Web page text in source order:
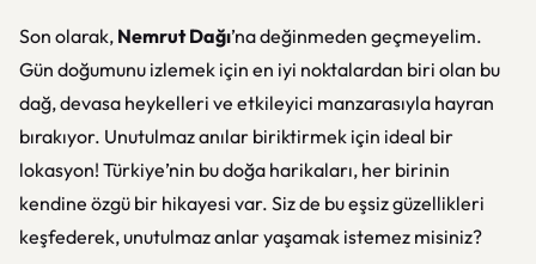
Son olarak, Nemrut Dağı’na değinmeden geçmeyelim.
Gün doğumunu izlemek için en iyi noktalardan biri olan bu
dağ, devasa heykelleri ve etkileyici manzarasıyla hayran
bırakıyor. Unutulmaz anılar biriktirmek için ideal bir
lokasyon! Türkiye’nin bu doğa harikaları, her birinin
kendine özgü bir hikayesi var. Siz de bu eşsiz güzellikleri
keşfederek, unutulmaz anlar yaşamak istemez misiniz?